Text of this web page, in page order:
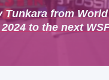
Tunkara from
to the next